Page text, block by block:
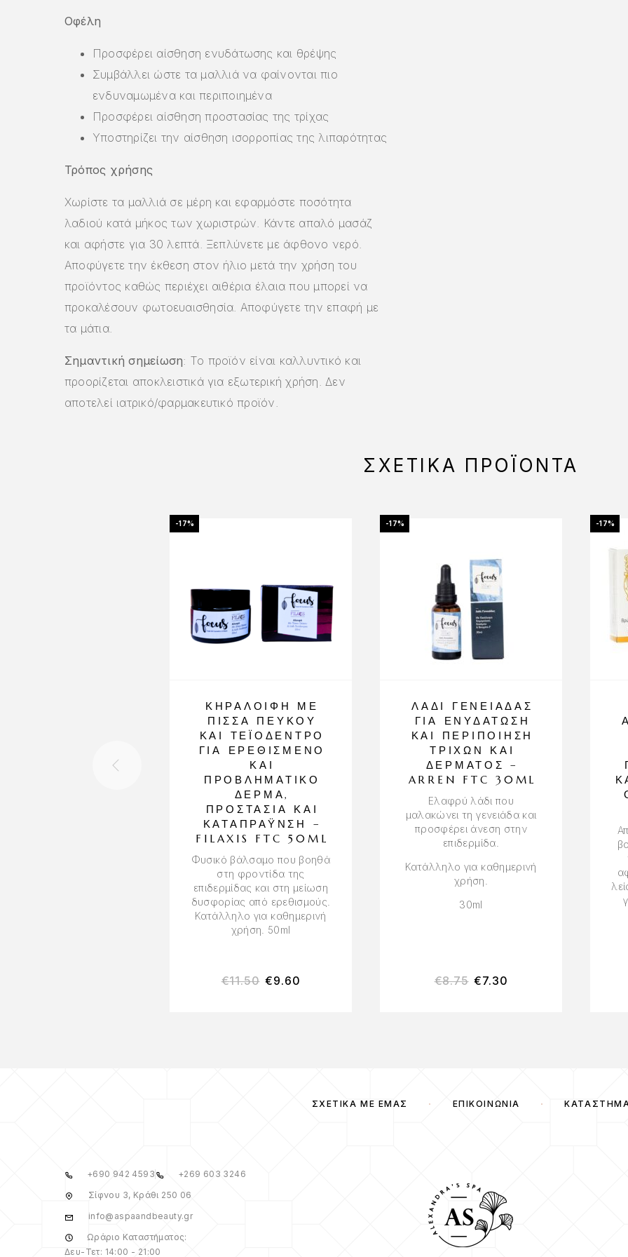
Οφέλη
Προσφέρει αίσθηση ενυδάτωσης και θρέψης
Συμβάλλει ώστε τα μαλλιά να φαίνονται πιο
ενδυναμωμένα και περιποιημένα
Προσφέρει αίσθηση προστασίας της τρίχας
Υποστηρίζει την αίσθηση ισορροπίας της λιπαρότητας
Τρόπος χρήσης
Χωρίστε τα µαλλιά σε µέρη και εφαρµόστε ποσότητα
λαδιού κατά µήκος των χωριστρών. Κάντε απαλό µασάζ
και αφήστε για 30 λεπτά. Ξεπλύνετε µε άφθονο νερό.
Αποφύγετε την έκθεση στον ήλιο µετά την χρήση του
προϊόντος καθώς περιέχει αιθέρια έλαια που µπορεί να
προκαλέσουν φωτοευαισθησία. Αποφύγετε την επαφή µε
τα µάτια.
Σημαντική σημείωση: Το προϊόν είναι καλλυντικό και
προορίζεται αποκλειστικά για εξωτερική χρήση. Δεν
αποτελεί ιατρικό/φαρμακευτικό προϊόν.
ΣΧΕΤΙΚΆ ΠΡΟΪΌΝΤΑ
-17%
ΚΗΡΑΛΟΙΦΉ ΜΕ
ΠΊΣΣΑ ΠΕΎΚΟΥ
ΚΑΙ ΤΕΪΌΔΕΝΤΡΟ
ΓΙΑ ΕΡΕΘΙΣΜΈΝΟ
ΚΑΙ
ΠΡΟΒΛΗΜΑΤΙΚΌ
ΔΈΡΜΑ,
ΠΡΟΣΤΑΣΊΑ ΚΑΙ
ΚΑΤΑΠΡΆΥΝΣΗ –
FILAXIS FTC 50ML
Φυσικό βάλσαμο που βοηθά
στη φροντίδα της
επιδερμίδας και στη μείωση
δυσφορίας από ερεθισμούς.
Κατάλληλο για καθημερινή
χρήση. 50ml
€11.50 €9.60
-17%
ΛΆΔΙ ΓΕΝΕΙΆΔΑΣ
ΓΙΑ ΕΝΥΔΆΤΩΣΗ
ΚΑΙ ΠΕΡΙΠΟΊΗΣΗ
ΤΡΙΧΏΝ ΚΑΙ
ΔΈΡΜΑΤΟΣ –
ARREN FTC 30ML
Ελαφρύ λάδι που
μαλακώνει τη γενειάδα και
προσφέρει άνεση στην
επιδερμίδα.
Κατάλληλο για καθημερινή
χρήση.
30ml
€8.75 €7.30
-17%
ΣΧΕΤΙΚΆ ΜΕ ΕΜΆΣ ΕΠΙΚΟΙΝΩΝΊΑ
+690 942 4593
+269 603 3246
Σίφνου 3, Κράθι 250 06
info@aspaandbeauty.gr
Ωράριο Καταστήματος:
Δευ-Τετ: 14:00 - 21:00